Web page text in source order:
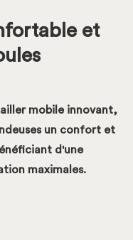
et
mobile innovant,
un confort et
d'une
maximales.